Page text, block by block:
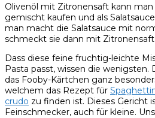
Olivenöl mit Zitronensaft kann
gemischt kaufen und als
man macht die Salatsauce mit
schmeckt sie dann mit Zitronensaft
Dass diese feine fruchtig-leichte
Pasta passt, wissen die wenigsten.
das Fooby-Kärtchen ganz
welchem das Rezept für
crudo zu finden ist. Dieses Gericht
Feinschmecker, auch für kleine.